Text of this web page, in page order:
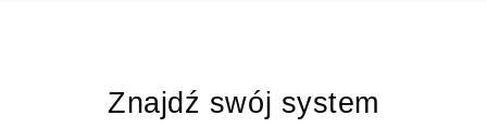
Znajdź swój system